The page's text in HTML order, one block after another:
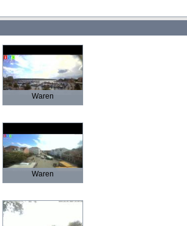
Waren
Waren